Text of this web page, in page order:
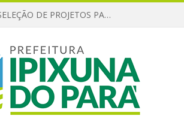
CHAMAMENTO PÚBLICO Nº 01/2026 – SELEÇÃO DE PROJETOS PARA FIRMAR TERMO DE EXECUÇÃO CULTURAL COM RECURSOS DA POLÍTICA NACIONAL ALDIR BLANC DE FOMENTO À CULTURA – PNAB (LEI Nº 14.399/2022)